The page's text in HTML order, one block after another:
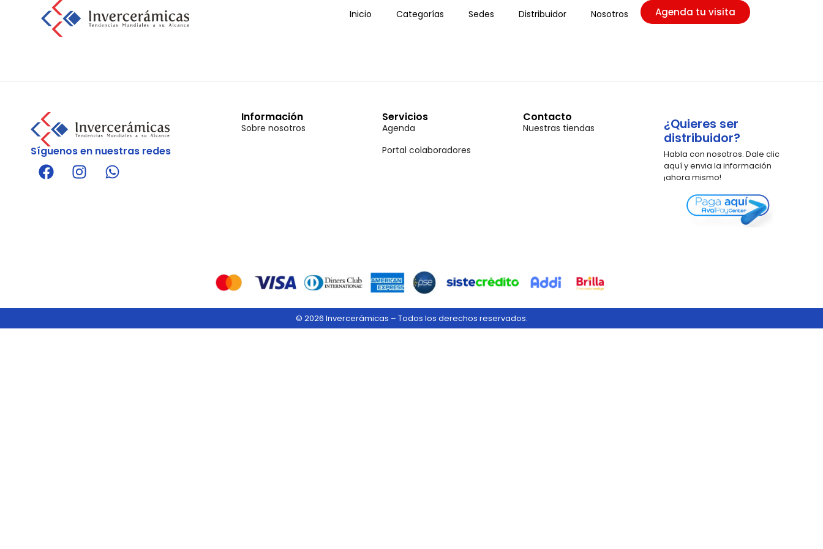
Inicio Categorías Sedes Distribuidor Nosotros Agenda tu visita
Síguenos en nuestras redes
Información
Sobre nosotros
Servicios
Agenda
Portal colaboradores
Contacto
Nuestras tiendas
¿Quieres ser
distribuidor?
Habla con nosotros. Dale clic
aquí y envia la información
¡ahora mismo!
© 2026 Invercerámicas – Todos los derechos reservados.